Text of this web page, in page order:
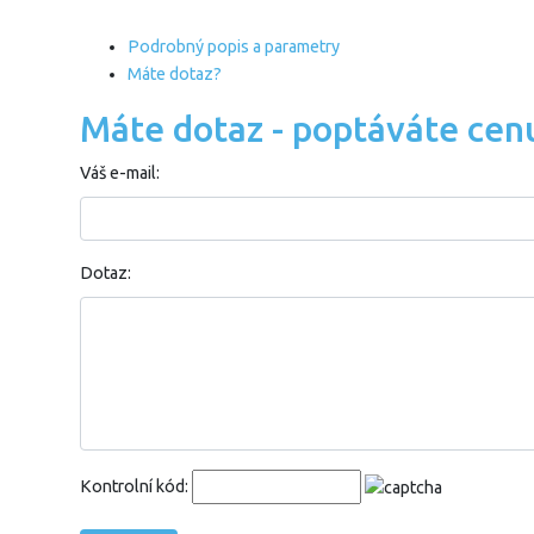
Podrobný popis a parametry
Máte dotaz?
Máte dotaz - poptáváte
Váš e-mail:
Dotaz:
Kontrolní kód: